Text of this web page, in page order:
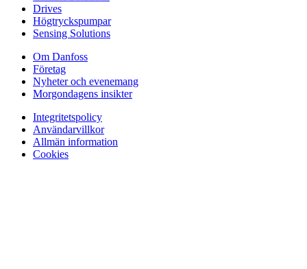
Drives
Högtryckspumpar
Sensing Solutions
Om Danfoss
Företag
Nyheter och evenemang
Morgondagens insikter
Integritetspolicy
Användarvillkor
Allmän information
Cookies